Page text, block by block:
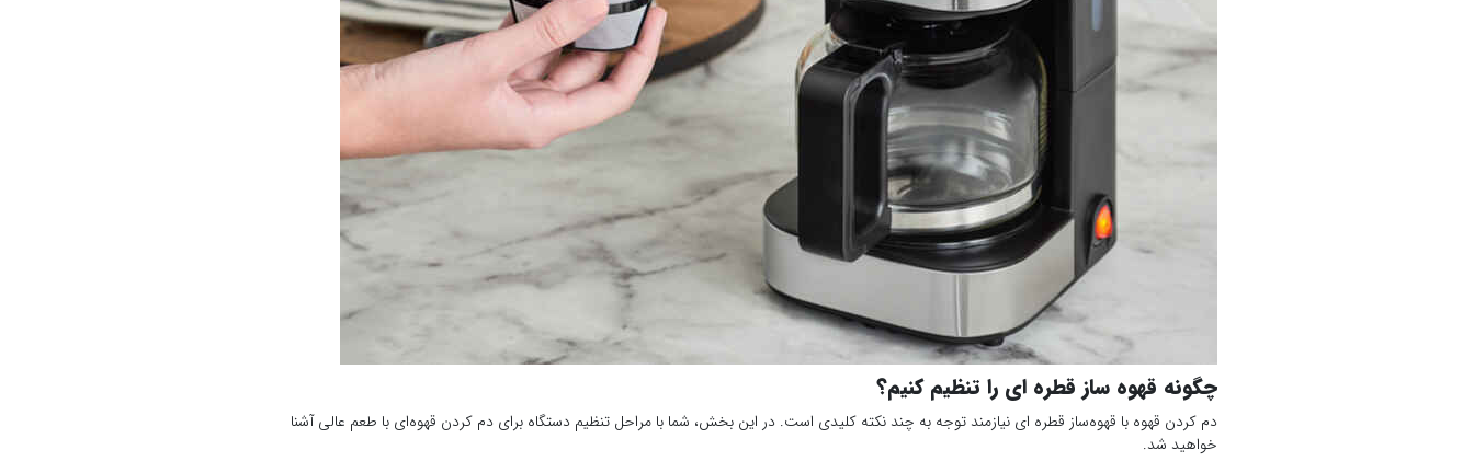
چگونه قهوه ساز قطره ای را تنظیم کنیم؟
دم کردن قهوه با قهوه‌ساز قطره‌ ای نیازمند توجه به چند نکته کلیدی است. در این بخش، شما با مراحل تنظیم دستگاه برای دم کردن قهوه‌ای با طعم عالی آشنا
خواهید شد.